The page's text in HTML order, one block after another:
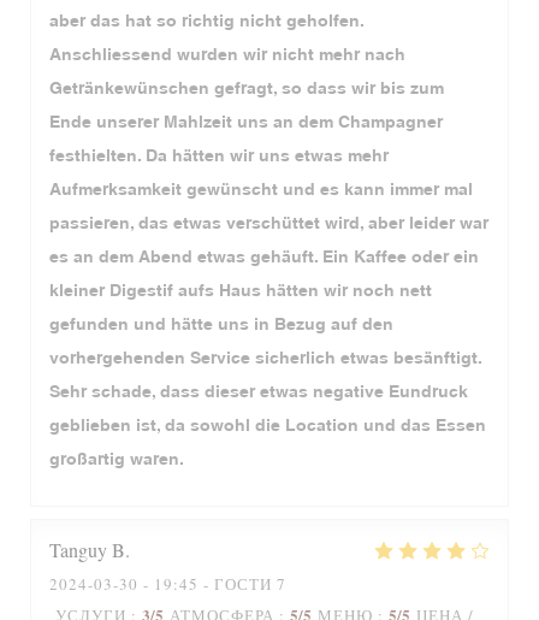
aber das hat so richtig nicht geholfen.
Anschliessend wurden wir nicht mehr nach
Getränkewünschen gefragt, so dass wir bis zum
Ende unserer Mahlzeit uns an dem Champagner
festhielten. Da hätten wir uns etwas mehr
Aufmerksamkeit gewünscht und es kann immer mal
passieren, das etwas verschüttet wird, aber leider war
es an dem Abend etwas gehäuft. Ein Kaffee oder ein
kleiner Digestif aufs Haus hätten wir noch nett
gefunden und hätte uns in Bezug auf den
vorhergehenden Service sicherlich etwas besänftigt.
Sehr schade, dass dieser etwas negative Eundruck
geblieben ist, da sowohl die Location und das Essen
großartig waren.
TanguyB
2024-03-30 - 19:45 - ГОСТИ 7
УСЛУГИ : 3/5 АТМОСФЕРА : 5/5 МЕНЮ : 5/5 ЦЕНА /